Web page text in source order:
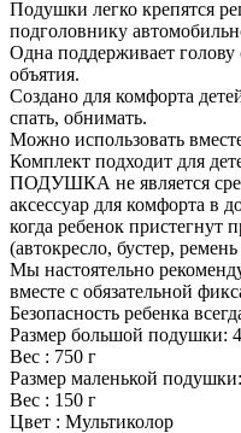
Подушки легко крепятся
подголовнику
Одна поддерживает
объятия.
Создано для комфорта
спать, обнимать.
Можно использовать
Комплект подходит для
ПОДУШКА не является
аксессуар для комфорта в
когда ребенок пристегнут
(автокресло, бустер,
Мы настоятельно
вместе с обязательной
Безопасность ребенка
Размер большой подушки:
Вес : 750 г
Размер маленькой
Вес : 150 г
Цвет : Мультиколор